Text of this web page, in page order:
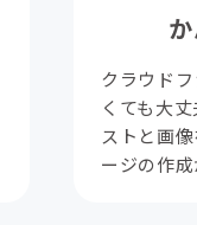
クラウド
くても大
ストと画
ージの作成